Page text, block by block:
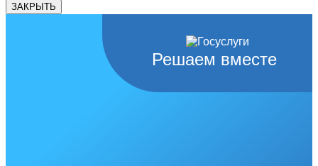
ЗАКРЫТЬ
Решаем вместе